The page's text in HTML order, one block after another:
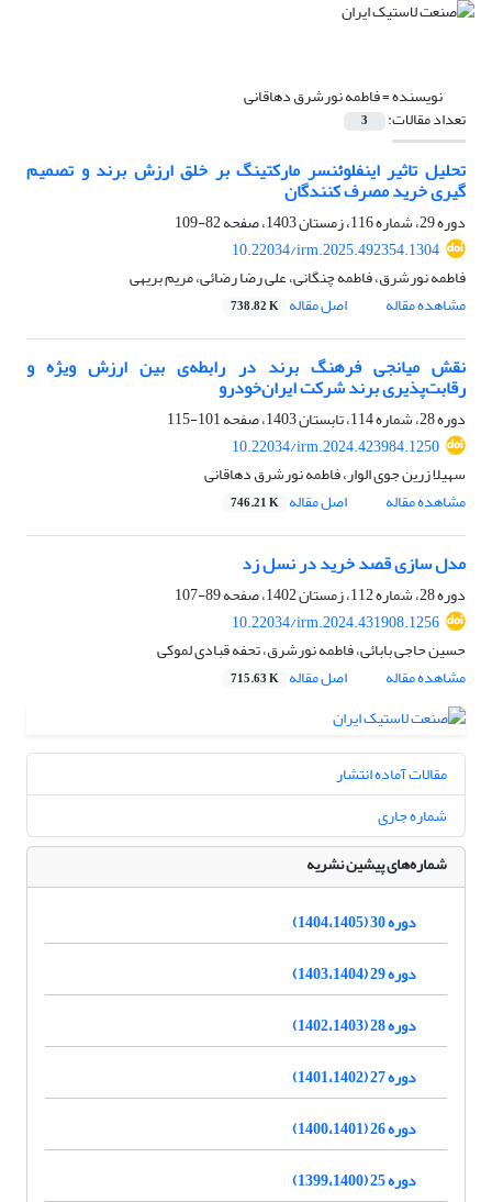
نویسنده =فاطمه نورشرق دهاقانی
تعداد مقالات: 3
تحلیل تاثیر اینفلوئنسر مارکتینگ بر خلق ارزش برند و تصمیم
گیری خرید مصرف کنندگان
دوره 29، شماره 116، زمستان 1403، صفحه
82-109
10.22034/irm.2025.492354.1304
فاطمه نورشرق، فاطمه چنگانی، علی رضا رضائی، مریم بریهی
مشاهده مقاله
اصل مقاله 738.82 K
نقش میانجی فرهنگ برند در رابطه‌ی بین ارزش ویژه و
رقابت‌پذیری برند شرکت ایران‌خودرو
دوره 28، شماره 114، تابستان 1403، صفحه
101-115
10.22034/irm.2024.423984.1250
سهیلا زرین جوی الوار، فاطمه نورشرق دهاقانی
مشاهده مقاله
اصل مقاله 746.21 K
مدل سازی قصد خرید در نسل زد
دوره 28، شماره 112، زمستان 1402، صفحه
89-107
10.22034/irm.2024.431908.1256
حسین حاجی بابائی، فاطمه نورشرق، تحفه قبادی لموکی
مشاهده مقاله
اصل مقاله 715.63 K
مقالات آماده انتشار
شماره جاری
شماره‌های پیشین نشریه
دوره 30 (1404،1405)
دوره 29 (1403،1404)
دوره 28 (1402،1403)
دوره 27 (1401،1402)
دوره 26 (1400،1401)
دوره 25 (1399،1400)